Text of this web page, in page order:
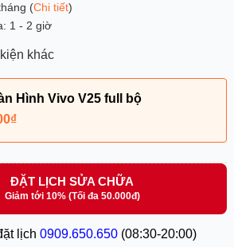
(Chi tiết)
1 - 2 giờ
khác
Hình Vivo V25 full bộ
ĐẶT LỊCH SỬA CHỮA
Giảm tới 10% (Tối đa 50.000đ)
lịch0909.650.650 (08:30-20:00)